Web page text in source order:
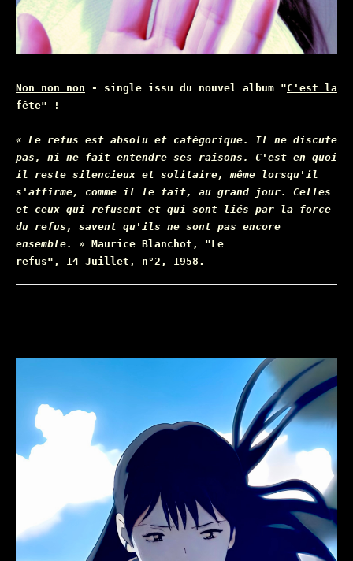
Non non non - single issu du nouvel album "C'est la
fête" !
« Le refus est absolu et catégorique. Il ne discute
pas, ni ne fait entendre ses raisons. C'est en quoi
il reste silencieux et solitaire, même lorsqu'il
s'affirme, comme il le fait, au grand jour. Celles
et ceux qui refusent et qui sont liés par la force
du refus, savent qu'ils ne sont pas encore
ensemble.
» Maurice Blanchot, "Le
refus", 14 Juillet, n°2, 1958.